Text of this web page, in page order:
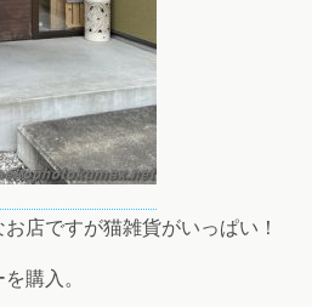
店ですが猫雑貨がいっぱい！
購入。